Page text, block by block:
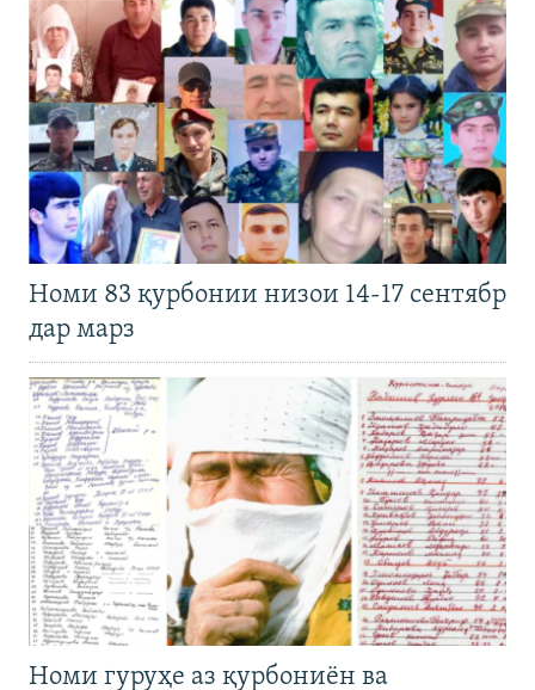
Номи 83 қурбонии низои 14-17 сентябр
дар марз
Номи гуруҳе аз қурбониён ва